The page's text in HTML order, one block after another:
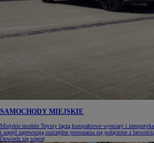
SAMOCHODY MIEJSKIE
Miejskie modele Toyoty łączą kompaktowe wymiary i
i napęd zapewniają oszczędne poruszania się połączone z
Dowiedz się więcej